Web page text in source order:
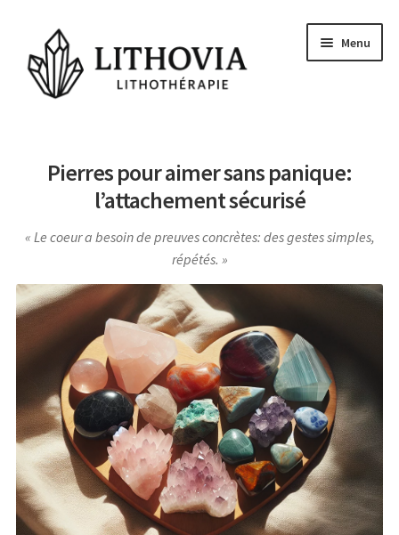
navigation
au
contenu
Menu
Les pierres
Signes Astrologiques
Les Chakras
Conseils et actu
Questions
Voyance Gratuite
Pierres pour aimer sans panique:
l’attachement sécurisé
Le coeur a besoin de preuves concrètes: des gestes simples,
répétés.